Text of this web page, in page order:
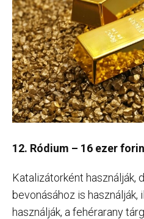
12. Ródium – 16 ezer
Katalizátorként használják,
bevonásához is
használják, a fehérarany